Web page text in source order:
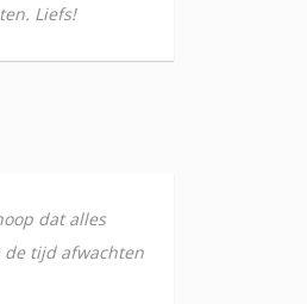
Liefs!
dat alles
de tijd afwachten